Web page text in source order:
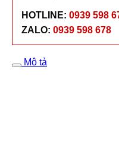
HOTLINE: 0939 598
ZALO: 0939 598 678
Mô tả